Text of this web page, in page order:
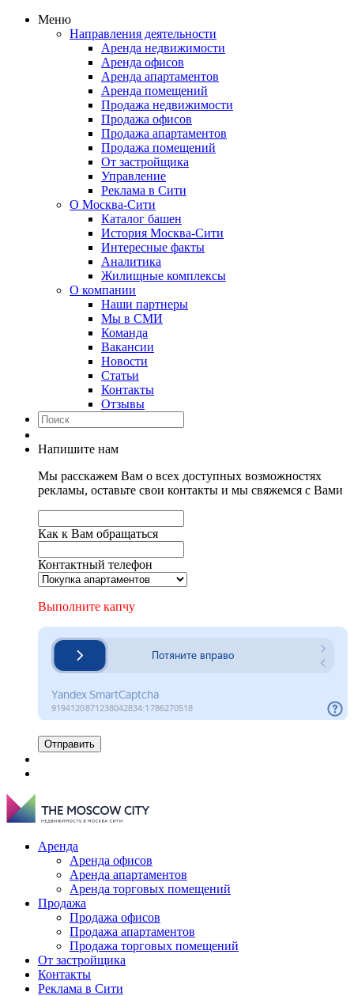
Меню
Направления деятельности
Аренда недвижимости
Аренда офисов
Аренда апартаментов
Аренда помещений
Продажа недвижимости
Продажа офисов
Продажа апартаментов
Продажа помещений
От застройщика
Управление
Реклама в Сити
О Москва-Сити
Каталог башен
История Москва-Сити
Интересные факты
Аналитика
Жилищные комплексы
О компании
Наши партнеры
Мы в СМИ
Команда
Вакансии
Новости
Статьи
Контакты
Отзывы
Напишите нам
Мы расскажем Вам о всех доступных возможностях
рекламы, оставьте свои контакты и мы свяжемся с Вами
Как к Вам обращаться
Контактный телефон
Выполните капчу
Отправить
Аренда
Аренда офисов
Аренда апартаментов
Аренда торговых помещений
Продажа
Продажа офисов
Продажа апартаментов
Продажа торговых помещений
От застройщика
Контакты
Реклама в Сити